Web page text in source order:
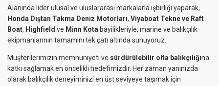
Alanında lider ulusal ve uluslararası markalarla işbirliği yaparak,
Honda Dıştan Takma Deniz Motorları, Viyaboat Tekne ve Raft
Boat, Highfield ve Minn Kota bayilikleriyle, marine ve balıkçılık
ekipmanlarının tamamını tek çatı altında sunuyoruz.
Müşterilerimizin memnuniyeti ve sürdürülebilir olta balıkçılığına
katkı sağlamak en öncelikli hedefimizdir. Her zaman yanınızda
olarak balıkçılık deneyiminizi en üst seviyeye taşımak için